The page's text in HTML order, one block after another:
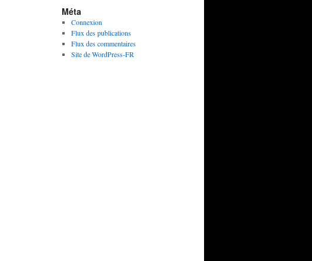
Méta
Connexion
Flux des publications
Flux des commentaires
Site de WordPress-FR